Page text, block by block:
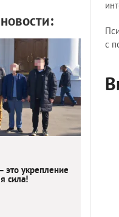
с
укрепление
сила!